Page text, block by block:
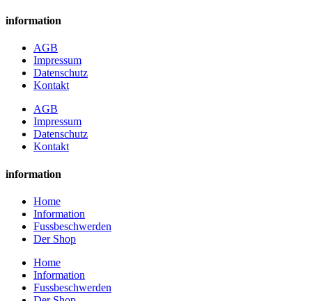
information
AGB
Impressum
Datenschutz
Kontakt
AGB
Impressum
Datenschutz
Kontakt
information
Home
Information
Fussbeschwerden
Der Shop
Home
Information
Fussbeschwerden